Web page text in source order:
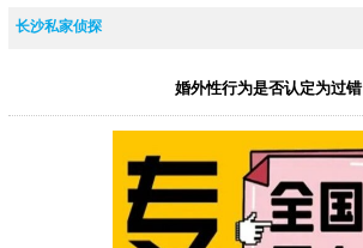
长沙私家侦探
婚外性行为是否认定为过错